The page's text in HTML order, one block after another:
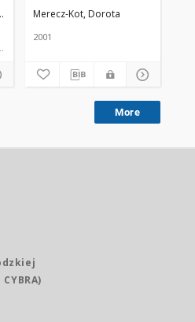
Magdalena Merecz-Kot, Dorota
funkcje psychiczne i
dzieci w wieku od 6 do
medycznych
Merecz-Kot, Dorota
2001
More